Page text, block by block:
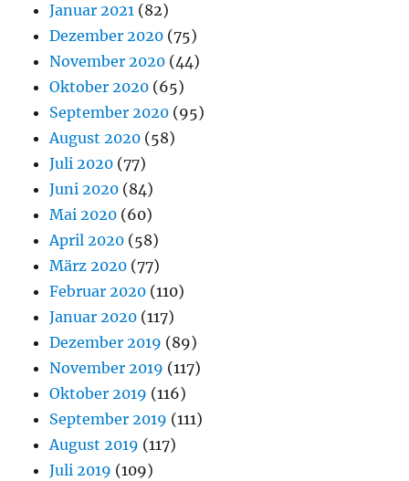
Januar 2021 (82)
Dezember 2020 (75)
November 2020 (44)
Oktober 2020 (65)
September 2020 (95)
August 2020 (58)
Juli 2020 (77)
Juni 2020 (84)
Mai 2020 (60)
April 2020 (58)
März 2020 (77)
Februar 2020 (110)
Januar 2020 (117)
Dezember 2019 (89)
November 2019 (117)
Oktober 2019 (116)
September 2019 (111)
August 2019 (117)
Juli 2019 (109)